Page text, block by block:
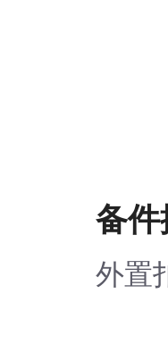
备
外置